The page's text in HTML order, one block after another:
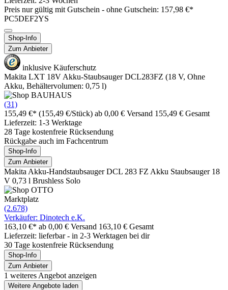
Preis nur gültig mit Gutschein - ohne Gutschein: 157,98 €*
PC5DEF2YS
Shop-Info
Zum Anbieter
inklusive Käuferschutz
Makita LXT 18V Akku-Staubsauger DCL283FZ (18 V, Ohne
Akku, Behältervolumen: 0,75 l)
(31)
155,49 €* (155,49 €/Stück) ab 0,00 € Versand 155,49 € Gesamt
Lieferzeit: 1-3 Werktage
28 Tage kostenfreie Rücksendung
Rückgabe auch im Fachcentrum
Shop-Info
Zum Anbieter
Makita Akku-Handstaubsauger DCL 283 FZ Akku Staubsauger 18
V 0,73 l Brushless Solo
Marktplatz
(2.678)
Verkäufer: Dinotech e.K.
163,10 €* ab 0,00 € Versand 163,10 € Gesamt
Lieferzeit: lieferbar - in 2-3 Werktagen bei dir
30 Tage kostenfreie Rücksendung
Shop-Info
Zum Anbieter
1 weiteres Angebot anzeigen
Weitere Angebote laden